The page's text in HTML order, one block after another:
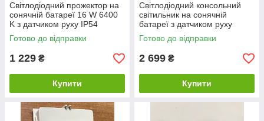
Світлодіодний прожектор на
сонячній батареї 16 W 6400
K з датчиком руху IP54
Код.58525
Готово до відправки
1 229 ₴
Купити
Світлодіодний консольний
світильник на сонячній
батареї з датчиком руху
SL336 60W IP65 Код.59795
Готово до відправки
2 699 ₴
Купити